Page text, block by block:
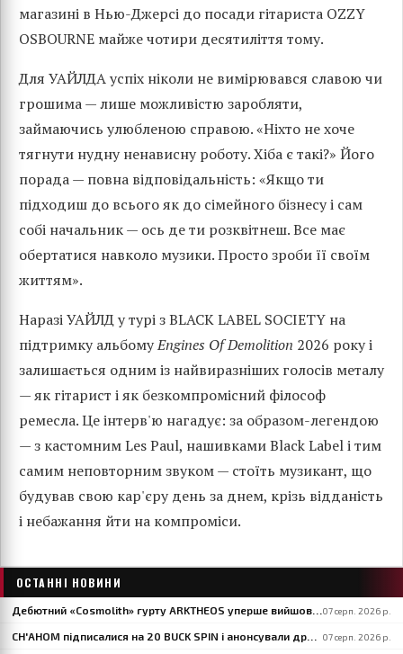
магазині в Нью-Джерсі до посади гітариста OZZY
OSBOURNE майже чотири десятиліття тому.
Для УАЙЛДА успіх ніколи не вимірювався славою чи
грошима — лише можливістю заробляти,
займаючись улюбленою справою. «Ніхто не хоче
тягнути нудну ненависну роботу. Хіба є такі?» Його
порада — повна відповідальність: «Якщо ти
підходиш до всього як до сімейного бізнесу і сам
собі начальник — ось де ти розквітнеш. Все має
обертатися навколо музики. Просто зроби її своїм
життям».
Наразі УАЙЛД у турі з BLACK LABEL SOCIETY на
підтримку альбомуEngines Of Demolition 2026 року і
залишається одним із найвиразніших голосів металу
— як гітарист і як безкомпромісний філософ
ремесла. Це інтерв'ю нагадує: за образом-легендою
— з кастомним Les Paul, нашивками Black Label і тим
самим неповторним звуком — стоїть музикант, що
будував свою кар'єру день за днем, крізь відданість
і небажання йти на компроміси.
ОСТАННІ НОВИНИ
07 серп. 2026 р.
07 серп. 2026 р.